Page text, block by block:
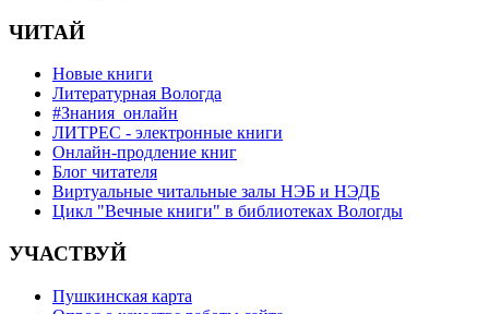
ЧИТАЙ
Новые книги
Литературная Вологда
#Знания_онлайн
ЛИТРЕС - электронные книги
Онлайн-продление книг
Блог читателя
Виртуальные читальные залы НЭБ и НЭДБ
Цикл "Вечные книги" в библиотеках Вологды
УЧАСТВУЙ
Пушкинская карта